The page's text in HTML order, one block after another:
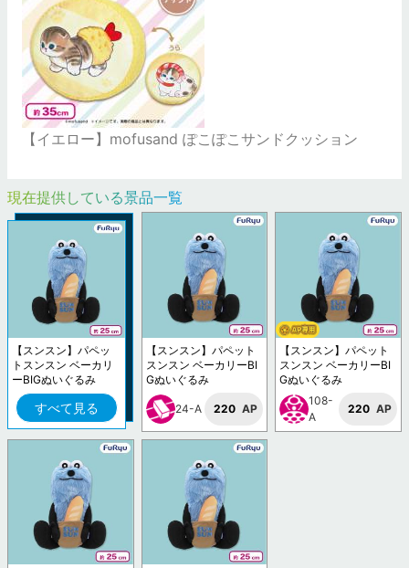
【イエロー】mofusand ぽこぽこサンドクッション
現在提供している景品一覧
【スンスン】パペッ
トスンスン ベーカリ
ーBIGぬいぐるみ
すべて見る
【スンスン】パペット
スンスン ベーカリーBI
Gぬいぐるみ
24-A 220 AP
【スンスン】パペット
スンスン ベーカリーBI
Gぬいぐるみ
108-
A
220 AP